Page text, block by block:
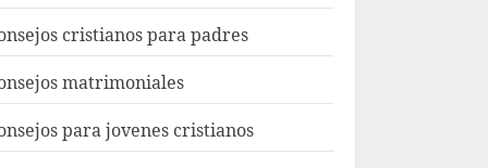
cristianos para padres
matrimoniales
para jovenes cristianos